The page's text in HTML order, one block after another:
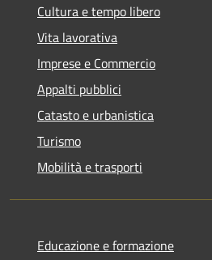
Cultura e tempo libero
Vita lavorativa
Imprese e Commercio
Appalti pubblici
Catasto e urbanistica
Turismo
Mobilità e trasporti
Educazione e formazione